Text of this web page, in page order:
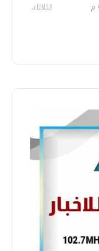
الثلاثاء، 14 يوليو 2026 06:11 م